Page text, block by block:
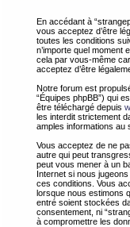
En accédant à
vous acceptez d’être
toutes les conditions
n’importe quel moment
cela par vous-même
acceptez d’être
Notre forum est
“Équipes phpBB”) qui
être téléchargé depuis
les interdit strictement
amples informations au
Vous acceptez de ne
autre qui peut
peut vous mener à un
Internet si nous
ces conditions. Vous
lorsque nous estimons
entré soient stockées
consentement, ni
à compromettre les